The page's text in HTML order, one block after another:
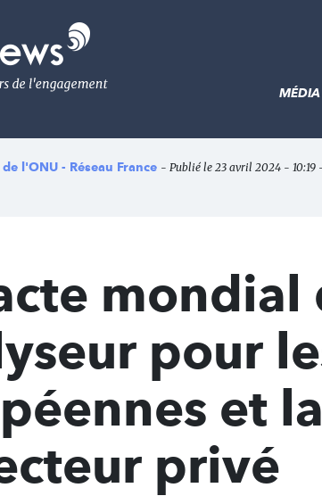
MÉDIA
l'ONU - Réseau France - Publié le 23 avril 2024 -
mondial
pour
et
privé